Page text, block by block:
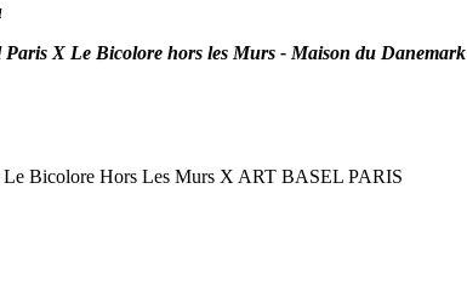
X Le Bicolore hors les Murs - Maison du Danemark